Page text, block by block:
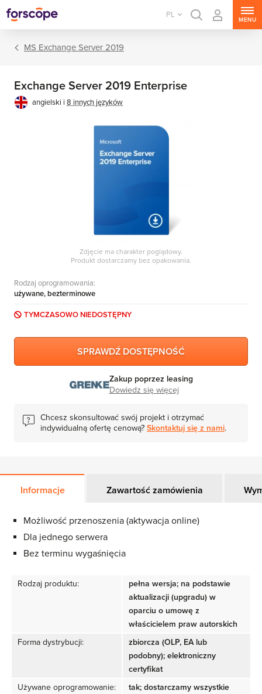
PL
MENU
MS Project Server
MS System Center
Server CALs
MS Exchange Server 2019
Exchange Server 2019 Enterprise
angielski i 8 innych języków
Zdjęcie ma charakter poglądowy.
Produkt dostarczamy bez opakowania.
Rodzaj oprogramowania:
używane, bezterminowe
TYMCZASOWO NIEDOSTĘPNY
SPRAWDŹ DOSTĘPNOŚĆ
Zakup poprzez leasing
Dowiedz się więcej
Chcesz skonsultować swój projekt i otrzymać
indywidualną ofertę cenową? Skontaktuj się z nami.
Informacje Zawartość zamówienia
Możliwość przenoszenia (aktywacja online)
Dla jednego serwera
Bez terminu wygaśnięcia
Rodzaj produktu:
pełna wersja; na podstawie
aktualizacji (upgradu) w
oparciu o umowę z
właścicielem praw autorskich
Forma dystrybucji:
zbiorcza (OLP, EA lub
podobny); elektroniczny
certyfikat
Używane oprogramowanie:
tak; dostarczamy wszystkie